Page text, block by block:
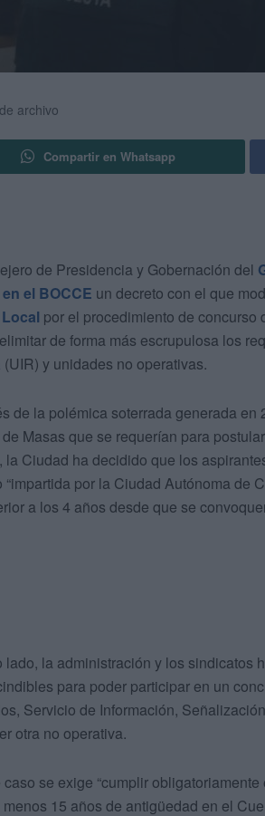
archivo
Compartir en Whatsapp
de Presidencia y Gobernación del
en el BOCCE un decreto con el que
por el procedimiento de
de forma más escrupulosa los
(UIR) y unidades no operativas.
de la polémica soterrada generada
Masas que se requerían para
la Ciudad ha decidido que los
“impartida por la Ciudad Autónoma de
a los 4 años desde que se
lado, la administración y los sindicatos
para poder participar en un
Servicio de Información,
otra no operativa.
caso se exige “cumplir
15 años de antigüedad en el